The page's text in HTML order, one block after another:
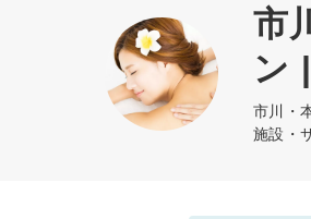
市
ン
市川・
施設・